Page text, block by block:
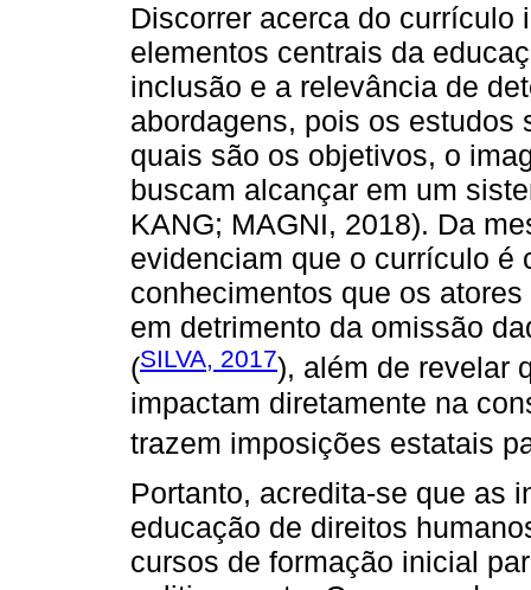
Discorrer acerca do
elementos centrais da
inclusão e a relevância de
abordagens, pois os estudos
quais são os objetivos, o
buscam alcançar em um
KANG; MAGNI, 2018). Da
evidenciam que o currículo é
conhecimentos que os
em detrimento da omissão
(SILVA, 2017), além de revelar
impactam diretamente na
trazem imposições estatais
Portanto, acredita-se que as
educação de direitos
cursos de formação inicial